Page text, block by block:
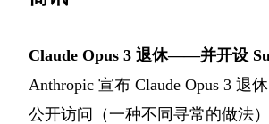
Claude Opus 3 退休——并开设
Anthropic 宣布 Claude Opus 3 退
公开访问（一种不同寻常的做法）